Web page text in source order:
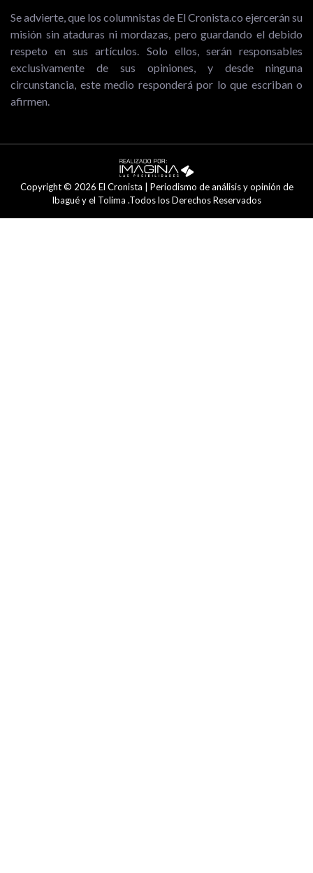
Se advierte, que los columnistas de El Cronista.co ejercerán su
misión sin ataduras ni mordazas, pero guardando el debido
respeto en sus artículos. Solo ellos, serán responsables
exclusivamente de sus opiniones, y desde ninguna
circunstancia, este medio responderá por lo que escriban o
afirmen.
Copyright © 2026 El Cronista | Periodismo de análisis y opinión de
Ibagué y el Tolima .Todos los Derechos Reservados